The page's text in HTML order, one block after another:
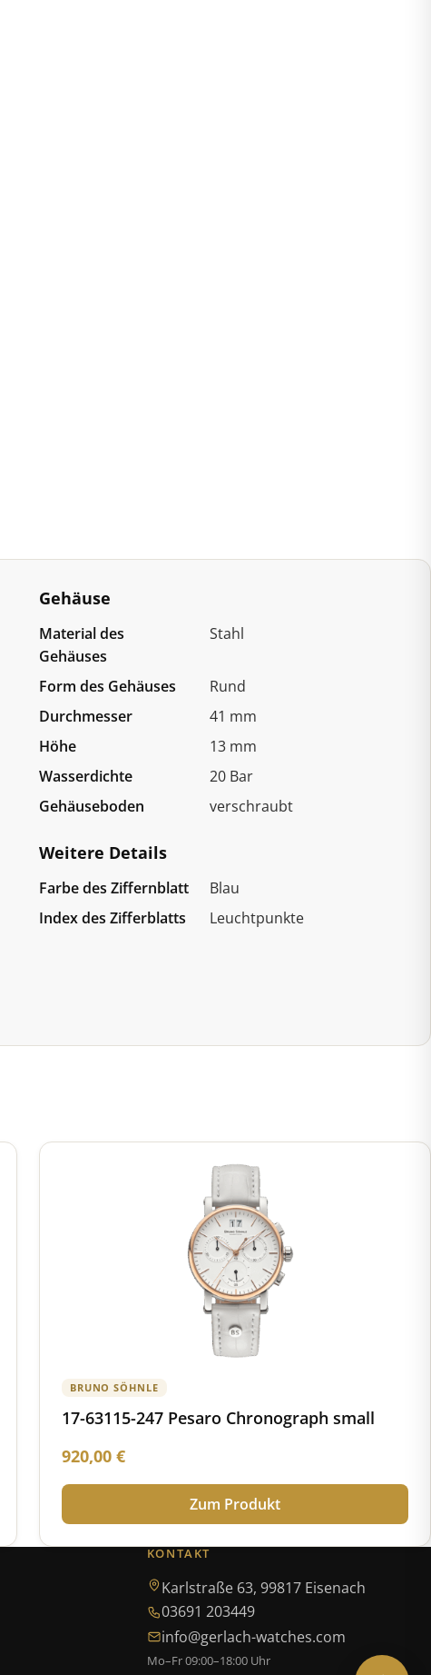
Gehäuse
Material des
Gehäuses
Stahl
Form des Gehäuses
Rund
Durchmesser
41 mm
Höhe
13 mm
Wasserdichte
20 Bar
Gehäuseboden
verschraubt
Weitere Details
Farbe des Ziffernblatt
Blau
Index des Zifferblatts
Leuchtpunkte
BRUNO SÖHNLE
17-63115-247 Pesaro Chronograph small
920,00 €
Zum Produkt
KONTAKT
Karlstraße 63, 99817 Eisenach
03691 203449
info@gerlach-watches.com
Mo–Fr 09:00–18:00 Uhr